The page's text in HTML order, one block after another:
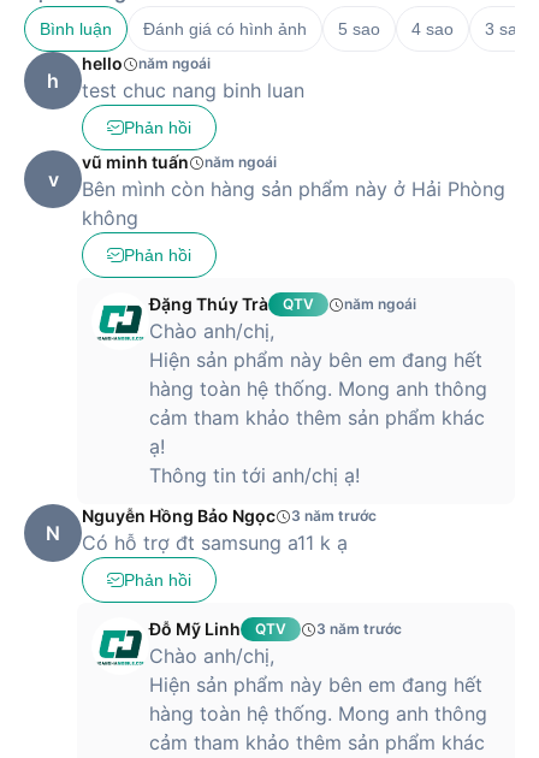
Độ bền cao:Khả năng chịu đựng tốt trong các điều
kiện khắc nghiệt như nước, nhiệt độ, va đập.
Tương thích đa dạng:
thiết bị khác nhau, từ điện thoại thông minh, máy tính
bảng đến máy ảnh và laptop.
Bình luận Đánh giá có hình ảnh 5 sao 4 sao 3 sao
h
hello năm ngoái
test chuc nang binh luan
Phản hồi
v
vũ minh tuấn năm ngoái
Bên mình còn hàng sản phẩm này ở Hải Phòng
không
Phản hồi
Đặng Thúy Trà QTV năm ngoái
Chào anh/chị,
Hiện sản phẩm này bên em đang hết
hàng toàn hệ thống. Mong anh thông
cảm tham khảo thêm sản phẩm khác
ạ!
Thông tin tới anh/chị ạ!
N
Nguyễn Hồng Bảo Ngọc 3 năm trước
Có hỗ trợ đt samsung a11 k ạ
Phản hồi
Đỗ Mỹ Linh QTV 3 năm trước
Chào anh/chị,
Hiện sản phẩm này bên em đang hết
hàng toàn hệ thống. Mong anh thông
cảm tham khảo thêm sản phẩm khác